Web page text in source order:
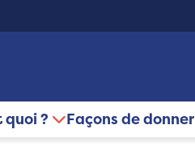
quoi ? Façons de donner